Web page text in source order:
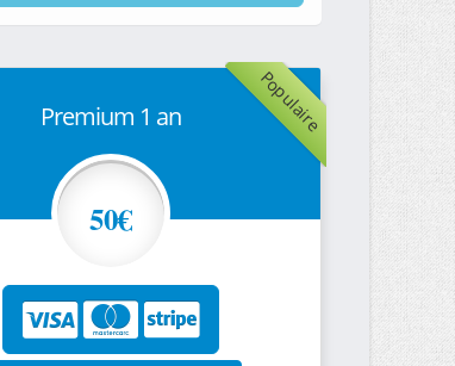
Populaire
Premium 1 an
50€